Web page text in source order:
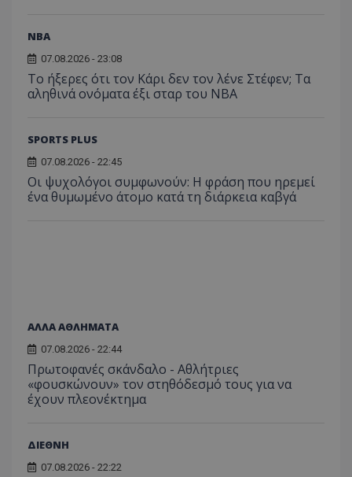
NBA
07.08.2026 - 23:08
Το ήξερες ότι τον Κάρι δεν τον λένε Στέφεν; Τα
αληθινά ονόματα έξι σταρ του NBA
SPORTS PLUS
07.08.2026 - 22:45
Οι ψυχολόγοι συμφωνούν: Η φράση που ηρεμεί
ένα θυμωμένο άτομο κατά τη διάρκεια καβγά
ΑΛΛΑ ΑΘΛΗΜΑΤΑ
07.08.2026 - 22:44
Πρωτοφανές σκάνδαλο - Aθλήτριες
«φουσκώνουν» τον στηθόδεσμό τους για να
έχουν πλεονέκτημα
ΔΙΕΘΝΗ
07.08.2026 - 22:22